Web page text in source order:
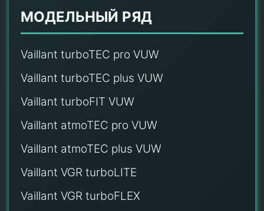
МОДЕЛЬНЫЙ РЯД
Vaillant turboTEC pro VUW
Vaillant turboTEC plus VUW
Vaillant turboFIT VUW
Vaillant atmoTEC pro VUW
Vaillant atmoTEC plus VUW
Vaillant VGR turboLITE
Vaillant VGR turboFLEX